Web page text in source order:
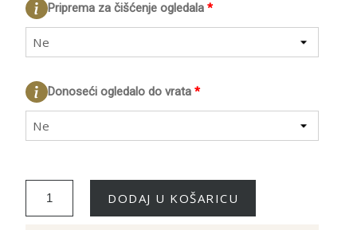
*
Priprema za čišćenje ogledala
Ne
*
Donoseći ogledalo do vrata
Ne
DODAJ U KOŠARICU